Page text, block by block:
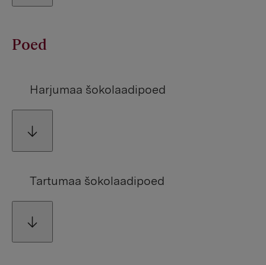
Poed
Harjumaa šokolaadipoed
Tartumaa šokolaadipoed